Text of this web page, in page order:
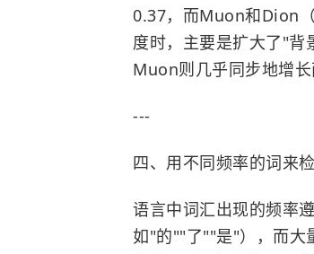
0.37，而Muon和Dion
度时，主要是扩大了"背
Muon则几乎同步地增长
---
四、用不同频率的词来
语言中词汇出现的频率
如"的""了""是"），而大